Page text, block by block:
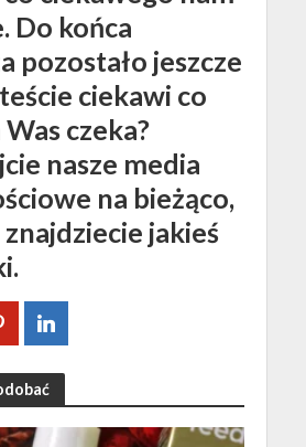
Do końca
pozostało jeszcze
ciekawi co
czeka?
nasze media
na bieżąco,
jakieś